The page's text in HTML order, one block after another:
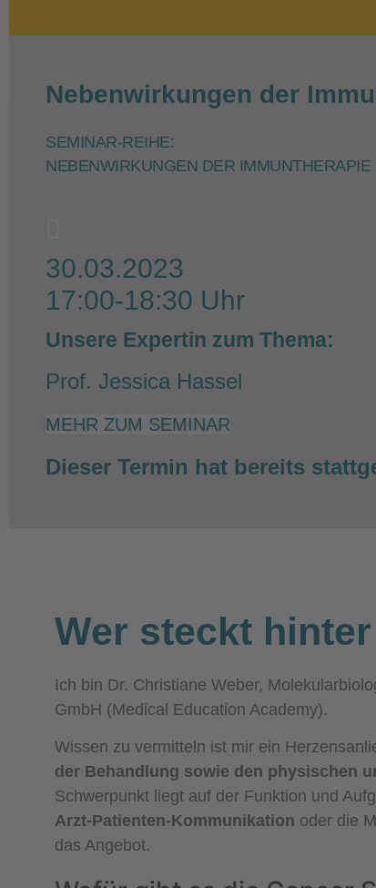
Nebenwirkungen der
SEMINAR-REIHE:
NEBENWIRKUNGEN DER IMMUNTHERAPIE
30.03.2023
17:00-18:30 Uhr
Unsere Expertin zum Thema:
Prof. Jessica Hassel
MEHR ZUM SEMINAR
Dieser Termin hat bereits
Wer steckt
Ich bin Dr. Christiane Weber,
GmbH (Medical Education Academy).
Wissen zu vermitteln ist mir ein
der Behandlung sowie den physischen
Schwerpunkt liegt auf der Funktion und
Arzt-Patienten-Kommunikation oder die
das Angebot.